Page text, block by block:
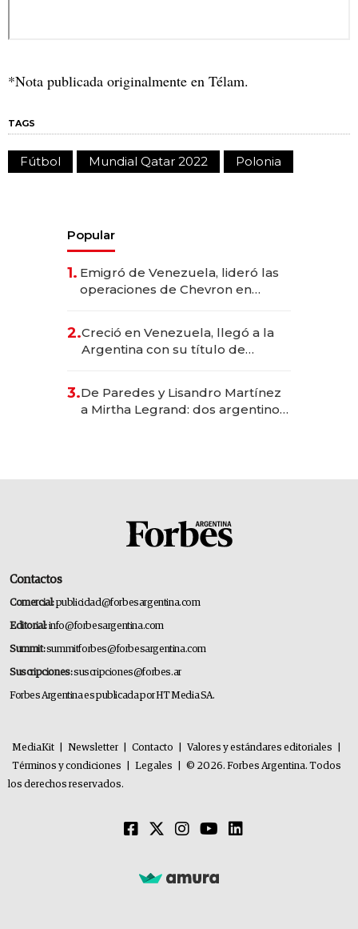
*Nota publicada originalmente en Télam.
TAGS
Fútbol Mundial Qatar 2022 Polonia
Popular
1. Emigró de Venezuela, lideró las
operaciones de Chevron en
2.Creció en Venezuela, llegó a la
Argentina con su título de
las marcas "fast premium"
3.De Paredes y Lisandro Martínez
a Mirtha Legrand: dos argentinos
Contactos
Comercial:publicidad@forbesargentina.com
Editorial:info@forbesargentina.com
Summit:summitforbes@forbesargentina.com
Suscripciones:suscripciones@forbes.ar
Forbes Argentina es publicada por HT Media SA.
MediaKit Newsletter Contacto Valores y estándares editoriales
Términos y condiciones
Legales
© 2026. Forbes Argentina. Todos
los derechos reservados.